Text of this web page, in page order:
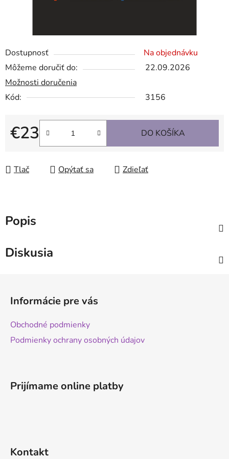
Dostupnosť
Na objednávku
Môžeme doručiť do:
22.09.2026
Možnosti doručenia
Kód:
3156
€23
Jednotková cena:
DO KOŠÍKA
Tlač Opýtať sa Zdieľať
Popis
Diskusia
Informácie pre vás
Obchodné podmienky
Podmienky ochrany osobných údajov
Prijímame online platby
Kontakt